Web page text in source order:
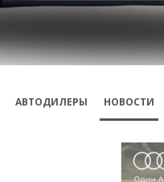
АВТОДИЛЕРЫ НОВОСТИ